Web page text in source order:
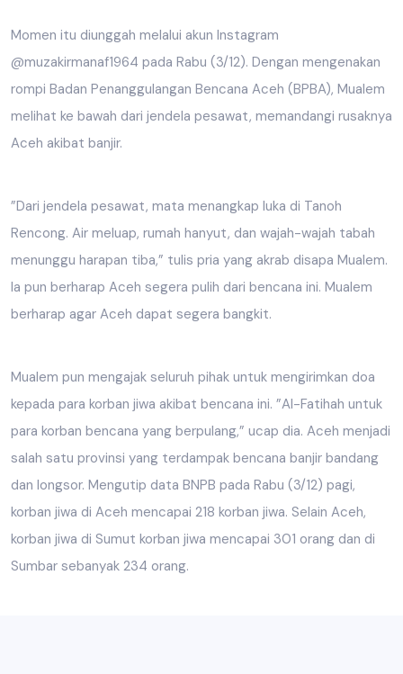
Momen itu diunggah melalui akun Instagram
@muzakirmanaf1964 pada Rabu (3/12). Dengan mengenakan
rompi Badan Penanggulangan Bencana Aceh (BPBA), Mualem
melihat ke bawah dari jendela pesawat, memandangi rusaknya
Aceh akibat banjir.
”Dari jendela pesawat, mata menangkap luka di Tanoh
Rencong. Air meluap, rumah hanyut, dan wajah-wajah tabah
menunggu harapan tiba,” tulis pria yang akrab disapa Mualem.
Ia pun berharap Aceh segera pulih dari bencana ini. Mualem
berharap agar Aceh dapat segera bangkit.
Mualem pun mengajak seluruh pihak untuk mengirimkan doa
kepada para korban jiwa akibat bencana ini. ”Al-Fatihah untuk
para korban bencana yang berpulang,” ucap dia. Aceh menjadi
salah satu provinsi yang terdampak bencana banjir bandang
dan longsor. Mengutip data BNPB pada Rabu (3/12) pagi,
korban jiwa di Aceh mencapai 218 korban jiwa. Selain Aceh,
korban jiwa di Sumut korban jiwa mencapai 301 orang dan di
Sumbar sebanyak 234 orang.